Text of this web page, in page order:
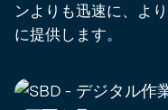
ンよりも迅速に、よ
に提供します。